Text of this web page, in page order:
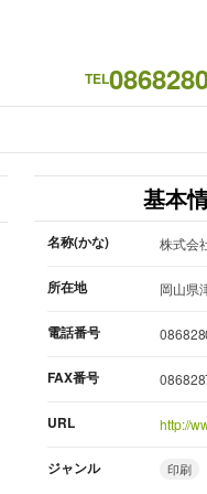
TEL
基本
名称(かな) 株式会
所在地 岡山県
電話番号
FAX番号
URL http://
ジャンル 印刷